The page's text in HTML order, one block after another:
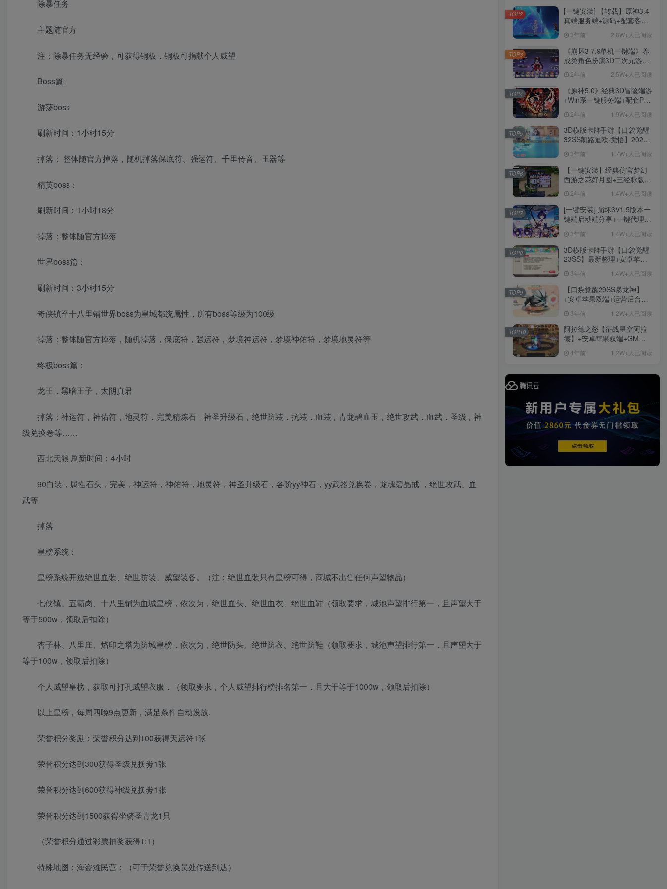
除暴任务
主题随官方
注：除暴任务无经验，可获得铜板，铜板可捐献个人威望
Boss篇：
游荡boss
刷新时间：1小时15分
掉落： 整体随官方掉落，随机掉落保底符、强运符、千里传音、玉器等
精英boss：
刷新时间：1小时18分
掉落：整体随官方掉落
世界boss篇：
刷新时间：3小时15分
奇侠镇至十八里铺世界boss为皇城都统属性，所有boss等级为100级
掉落：整体随官方掉落，随机掉落，保底符，强运符，梦境神运符，梦境神佑符，梦境地灵符等
终极boss篇：
龙王，黑暗王子，太阴真君
掉落：神运符，神佑符，地灵符，完美精炼石，神圣升级石，绝世防装，抗装，血装，青龙碧血玉，绝世攻武，血武，圣级，神
级兑换卷等……
西北天狼 刷新时间：4小时
90白装，属性石头，完美，神运符，神佑符，地灵符，神圣升级石，各阶yy神石，yy武器兑换卷，龙魂碧晶戒 ，绝世攻武、血
武等
掉落
皇榜系统：
皇榜系统开放绝世血装、绝世防装、威望装备。（注：绝世血装只有皇榜可得，商城不出售任何声望物品）
七侠镇、五霸岗、十八里铺为血城皇榜，依次为，绝世血头、绝世血衣、绝世血鞋（领取要求，城池声望排行第一，且声望大于
等于500w，领取后扣除）
杏子林、八里庄、烙印之塔为防城皇榜，依次为，绝世防头、绝世防衣、绝世防鞋（领取要求，城池声望排行第一，且声望大于
等于100w，领取后扣除）
个人威望皇榜，获取可打孔威望衣服，（领取要求，个人威望排行榜排名第一，且大于等于1000w，领取后扣除）
以上皇榜，每周四晚9点更新，满足条件自动发放.
荣誉积分奖励：荣誉积分达到100获得天运符1张
荣誉积分达到300获得圣级兑换劵1张
荣誉积分达到600获得神级兑换劵1张
荣誉积分达到1500获得坐骑圣青龙1只
（荣誉积分通过彩票抽奖获得1:1）
特殊地图：海盗难民营：（可于荣誉兑换员处传送到达）
[一键安装] 【转载】原神3.4
真端服务端+源码+配套客户
说明文件
3年前 2.8W+人已阅读
TOP2
《崩坏3 7.9单机一键端》养
成类角色扮演3D二次元游
用、无限资源、附带保姆级
安装教程
2年前 2.5W+人已阅读
TOP3
《原神5.0》经典3D冒险端游
+Win系一键服务端+配套PC
池文件
2年前 1.9W+人已阅读
TOP4
3D横版卡牌手游【口袋觉醒
32SS凯路迪欧·觉悟】2023
+支付对接+安卓苹果双端+运
营后台+GM授权后台+代理
后台
3年前 1.7W+人已阅读
TOP5
【一键安装】经典仿官梦幻
西游之花好月圆+三经脉版本
卡+剧情活动+视频搭建及其
他修改资料
2年前 1.4W+人已阅读
TOP6
[一键安装] 崩坏3V1.5版本一
键端启动端分享+一键代理
ID+详细指令+极简一键修改
3年前 1.4W+人已阅读
TOP7
3D横版卡牌手游【口袋觉醒
23SS】最新整理+安卓苹果
细搭建教程
3年前 1.4W+人已阅读
TOP8
【口袋觉醒29SS暴龙神】
+安卓苹果双端+运营后台
端 3年前 1.2W+人已阅读
TOP9
阿拉德之怒【征战星空阿拉
德】+安卓苹果双端+GM授
+详细教程
4年前 1.2W+人已阅读
TOP10